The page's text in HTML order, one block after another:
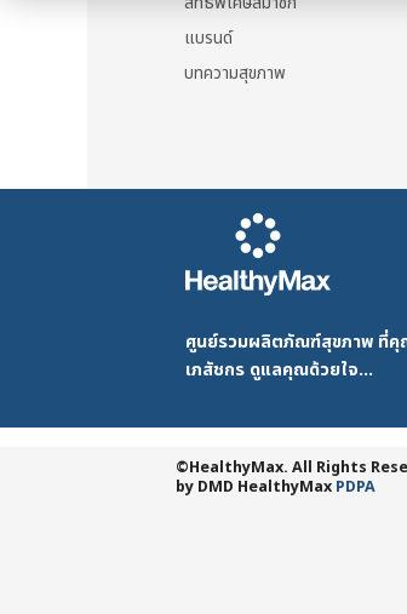
แบรนด์
บทความสุขภาพ
ศูนย์รวมผลิตภัณฑ์สุขภาพ ที่คุ
เภสัชกร ดูแลคุณด้วยใจ...
©HealthyMax. All Rights
by DMD HealthyMax PDPA